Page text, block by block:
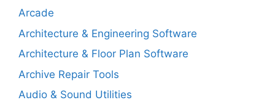
Arcade
Architecture & Engineering Software
Architecture & Floor Plan Software
Archive Repair Tools
Audio & Sound Utilities